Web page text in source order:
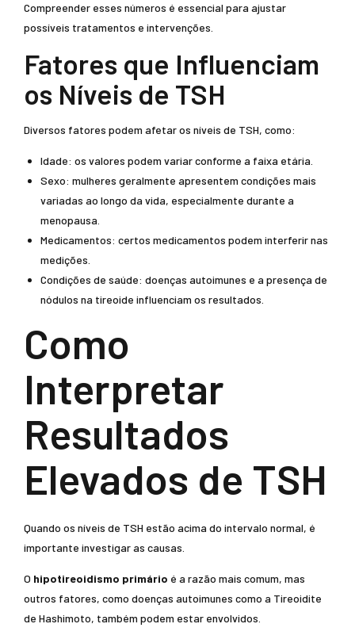
Compreender esses números é essencial para ajustar
possíveis tratamentos e intervenções.
Fatores que Influenciam
os Níveis de TSH
Diversos fatores podem afetar os níveis de TSH, como:
Idade: os valores podem variar conforme a faixa etária.
Sexo: mulheres geralmente apresentem condições mais
variadas ao longo da vida, especialmente durante a
menopausa.
Medicamentos: certos medicamentos podem interferir nas
medições.
Condições de saúde: doenças autoimunes e a presença de
nódulos na tireoide influenciam os resultados.
Como
Interpretar
Resultados
Elevados de TSH
Quando os níveis de TSH estão acima do intervalo normal, é
importante investigar as causas.
O hipotireoidismo primário é a razão mais comum, mas
outros fatores, como doenças autoimunes como a Tireoidite
de Hashimoto, também podem estar envolvidos.